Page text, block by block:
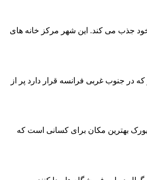
جذب می کند. این شهر مرکز خانه های
در جنوب غربی فرانسه قرار دارد پر از
بهترین مکان برای کسانی است که